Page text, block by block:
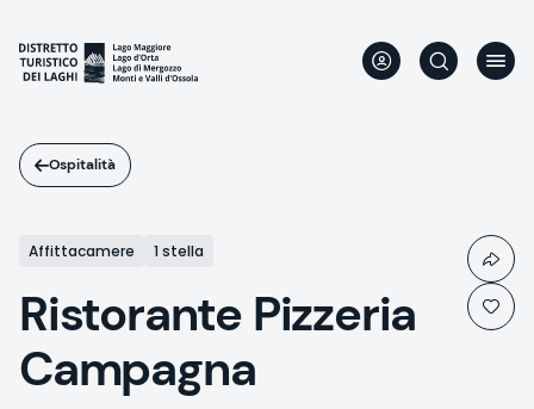
contenuto
principale
Ospitalità
Affittacamere 1 stella
Ristorante Pizzeria
Campagna